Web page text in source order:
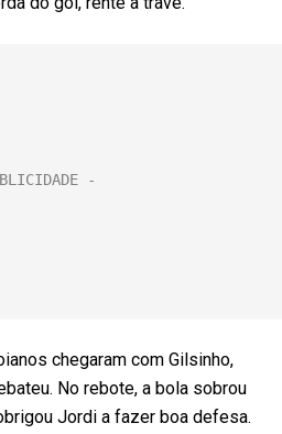
chegaram com Gilsinho,
No rebote, a bola sobrou
Jordi a fazer boa defesa.